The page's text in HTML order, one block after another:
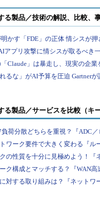
る製品／サービスを比較（キ
荷分散どちらを重視？『ADC
ワーク要件で大きく変わる『ル
の性質を十分に見極めよう！『
ク構成とマッチする？『WAN
対する取り組みは？『ネットワ